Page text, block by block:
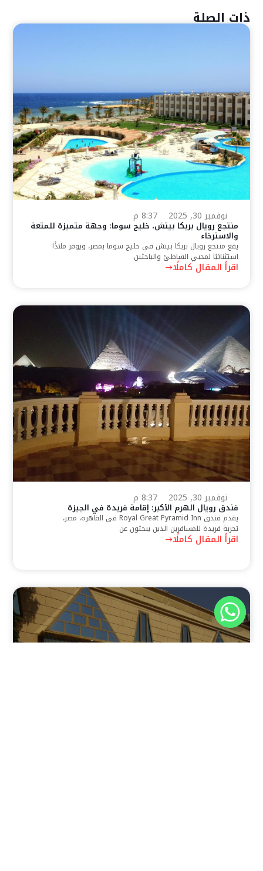
ذات الصلة
نوفمبر 30, 2025 8:37 م
منتجع رويال بريكا بيتش، خليج سوما: وجهة متميزة للمتعة
والاسترخاء
يقع منتجع رويال بريكا بيتش في خليج سوما بمصر، ويوفر ملاذًا
استثنائيًا لمحبي الشاطئ والباحثين
اقرأ المقال كاملًا
نوفمبر 30, 2025 8:37 م
فندق رويال الهرم الأكبر: إقامة فريدة في الجيزة
يقدم فندق Royal Great Pyramid Inn في القاهرة، مصر،
تجربة فريدة للمسافرين الذين يبحثون عن
اقرأ المقال كاملًا